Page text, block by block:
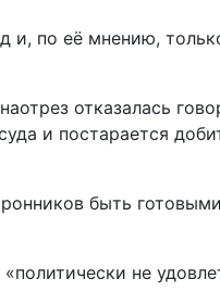
и, по её мнению,
отказалась
и постарается
быть
не